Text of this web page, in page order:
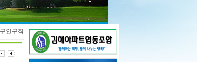
구인구직